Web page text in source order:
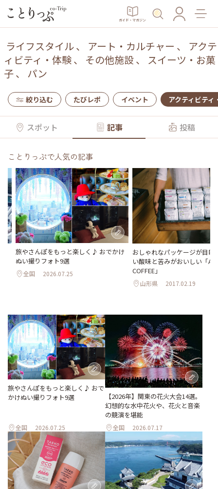
ガイド・マガジン
ライフスタイル、 アート・カルチャー 、 アクテ
ィビティ・体験、 その他施設、 スイーツ・お菓
子、 パン
絞り込む たびレポ イベント アクティビティ
スポット 記事 投稿
ことりっぷで人気の記事
旅やさんぽをもっと楽しく♪ おでかけ
ぬい撮りフォト9選
全国 2026.07.25
おしゃれなパッケージが目印
い酸味と苦みがおいしい「
COFFEE」
山形県 2017.02.19
旅やさんぽをもっと楽しく♪ おで
かけぬい撮りフォト9選
全国 2026.07.25
【2026年】関東の花火大会14選。
幻想的な水中花火や、花火と音楽
の競演を堪能
全国 2026.07.17